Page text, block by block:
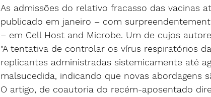
As admissões do relativo fracasso das vacinas
publicado em janeiro – com
– em Cell Host and Microbe. Um de cujos
"A tentativa de controlar os vírus respiratórios
replicantes administradas sistemicamente até
malsucedida, indicando que novas abordagens
O artigo, de coautoria do recém-aposentado